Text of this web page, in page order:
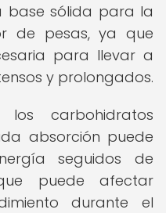
base sólida para la
de pesas, ya que
para llevar a
y prolongados.
carbohidratos
absorción puede
seguidos de
puede afectar
durante el